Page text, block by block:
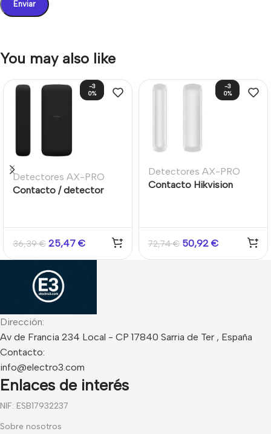
You may also like
-3
0%
Detectores AX-PRO
Contacto / detector
43mm sistema AXPRO
Tri-X 868 MHz. Negro
36,39€ 25,47 €
-3
0%
Detectores AX-PRO
Contacto Hikvision
72,74€ 50,92 €
Dirección:
Av de Francia 234 Local - CP 17840 Sarria de Ter , España
Contacto:
info@electro3.com
Enlaces de interés
NIF: ESB17932237
Sobre nosotros